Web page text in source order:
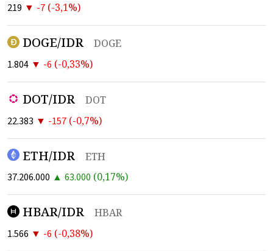
219 ▼ -7 (-3,1%)
DOGE/IDR
DOGE
1.804 ▼ -6 (-0,33%)
DOT/IDR
DOT
22.383 ▼ -157 (-0,7%)
ETH/IDR
ETH
37.206.000 ▲ 63.000 (0,17%)
HBAR/IDR
HBAR
1.566 ▼ -6 (-0,38%)